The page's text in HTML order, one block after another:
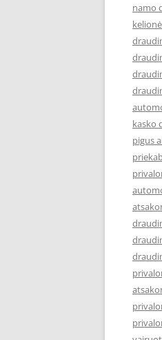
namo
kasko
pigus